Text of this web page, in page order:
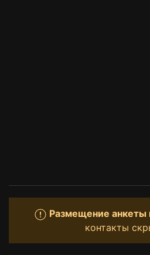
Размещение анкеты
контакты